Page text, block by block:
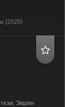
(2020)
Экшен